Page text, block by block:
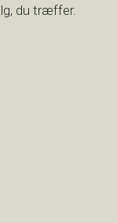
du træffer.